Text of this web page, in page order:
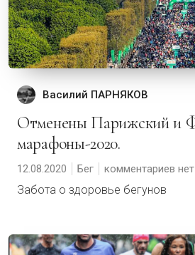
Василий ПАРНЯКОВ
Отменены Парижский и Франкфуртский
марафоны-2020.
12.08.2020 Бег комментариев нет
Забота о здоровье бегунов